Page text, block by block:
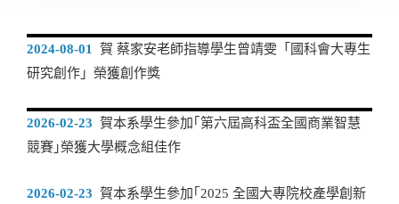
2024-08-01
賀 蔡家安老師指導學生曾靖雯「國科會大專生
研究創作」榮獲創作獎
2026-02-23 賀本系學生參加｢第六屆高科盃全國商業智慧
競賽｣榮獲大學概念組佳作
2026-02-23 賀本系學生參加｢2025 全國大專院校產學創新